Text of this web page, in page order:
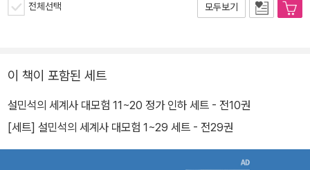
전체선택 모두보기
이 책이 포함된 세트
설민석의 세계사 대모험 11~20 정가 인하 세트 - 전10권
[세트] 설민석의 세계사 대모험 1~29 세트 - 전29권